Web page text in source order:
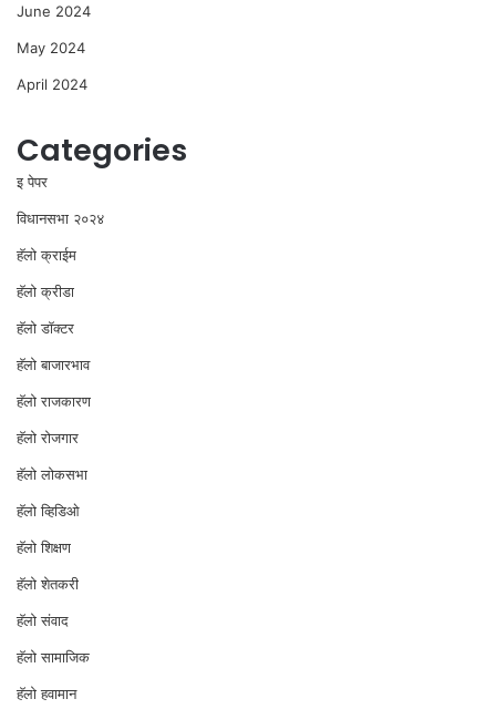
June 2024
May 2024
April 2024
Categories
इ पेपर
विधानसभा २०२४
⁠हॅलो क्राईम
हॅलो क्रीडा
हॅलो डॉक्टर
हॅलो बाजारभाव
हॅलो राजकारण
⁠हॅलो रोजगार
हॅलो लोकसभा
⁠हॅलो व्हिडिओ
हॅलो शिक्षण
⁠हॅलो शेतकरी
⁠हॅलो संवाद
हॅलो सामाजिक
हॅलो हवामान